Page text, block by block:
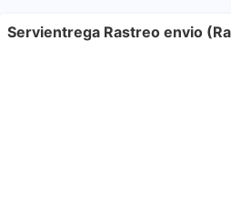
Servientrega Rastreo envio